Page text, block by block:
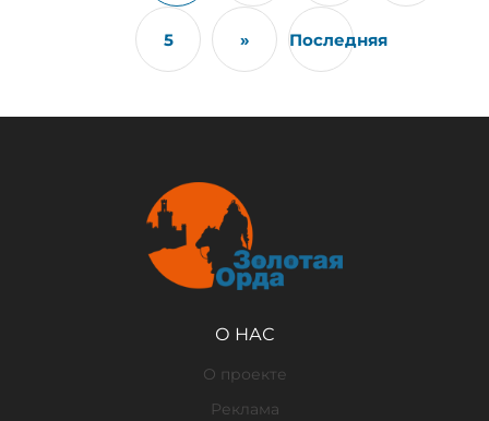
5 » Последняя
О НАС
О проекте
Реклама